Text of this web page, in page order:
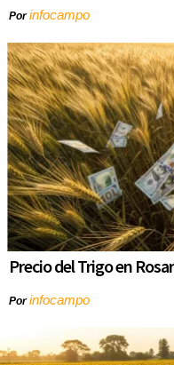
Porinfocampo
Precio del Trigo en
Porinfocampo